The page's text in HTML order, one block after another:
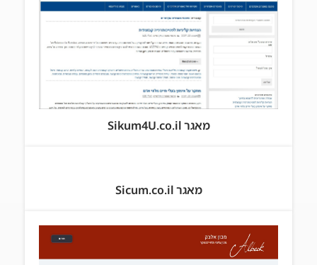
מאגר Sikum4U.co.il
מאגר Sicum.co.il